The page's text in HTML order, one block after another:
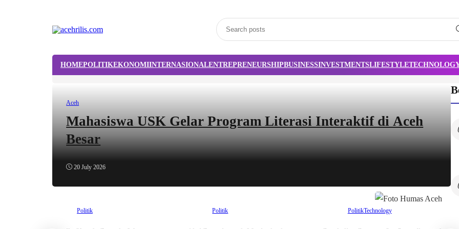
HOMEPOLITIKEKONOMIINTERNASIONALENTREPRENEURSHIPBUSINESSINVESTMENTSLIFESTYLE
Aceh
Mahasiswa USK Gelar Program Literasi Interaktif di Aceh
Besar
20 July 2026
Politik Politik PolitikTechnology